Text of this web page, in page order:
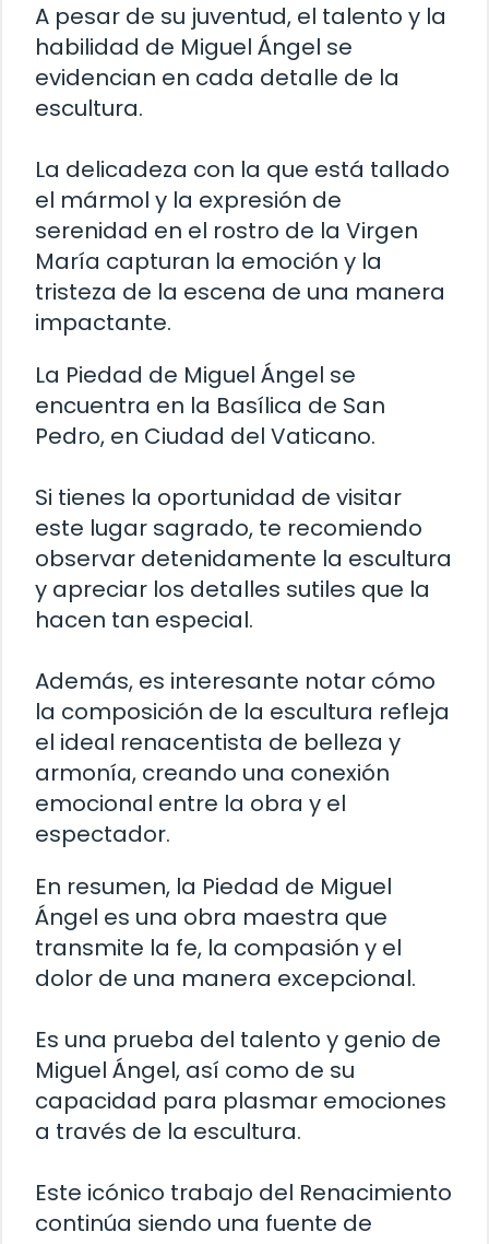
A pesar de su juventud, el talento y la
habilidad de Miguel Ángel se
evidencian en cada detalle de la
escultura.
La delicadeza con la que está tallado
el mármol y la expresión de
serenidad en el rostro de la Virgen
María capturan la emoción y la
tristeza de la escena de una manera
impactante.
La Piedad de Miguel Ángel se
encuentra en la Basílica de San
Pedro, en Ciudad del Vaticano.
Si tienes la oportunidad de visitar
este lugar sagrado, te recomiendo
observar detenidamente la escultura
y apreciar los detalles sutiles que la
hacen tan especial.
Además, es interesante notar cómo
la composición de la escultura refleja
el ideal renacentista de belleza y
armonía, creando una conexión
emocional entre la obra y el
espectador.
En resumen, la Piedad de Miguel
Ángel es una obra maestra que
transmite la fe, la compasión y el
dolor de una manera excepcional.
Es una prueba del talento y genio de
Miguel Ángel, así como de su
capacidad para plasmar emociones
a través de la escultura.
Este icónico trabajo del Renacimiento
continúa siendo una fuente de